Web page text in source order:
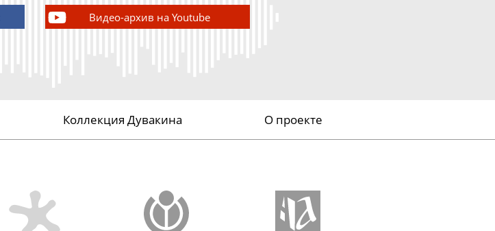
Видео-архив на Youtube
Коллекция Дувакина О проекте